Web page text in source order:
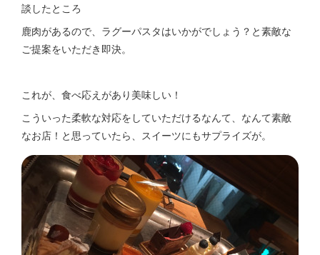
談したところ
鹿肉があるので、ラグーパスタはいかがでしょう？と素敵な
ご提案をいただき即決。
これが、食べ応えがあり美味しい！
こういった柔軟な対応をしていただけるなんて、なんて素敵
なお店！と思っていたら、スイーツにもサプライズが。